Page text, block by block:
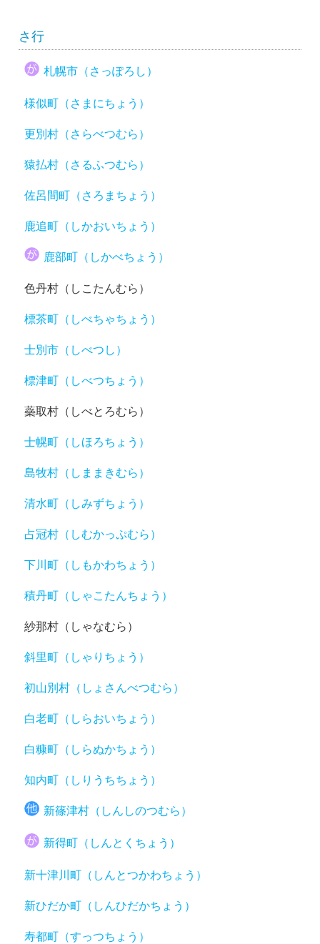
さ行
札幌市（さっぽろし）
様似町（さまにちょう）
更別村（さらべつむら）
猿払村（さるふつむら）
佐呂間町（さろまちょう）
鹿追町（しかおいちょう）
鹿部町（しかべちょう）
色丹村（しこたんむら）
標茶町（しべちゃちょう）
士別市（しべつし）
標津町（しべつちょう）
蘂取村（しべとろむら）
士幌町（しほろちょう）
島牧村（しままきむら）
清水町（しみずちょう）
占冠村（しむかっぷむら）
下川町（しもかわちょう）
積丹町（しゃこたんちょう）
紗那村（しゃなむら）
斜里町（しゃりちょう）
初山別村（しょさんべつむら）
白老町（しらおいちょう）
白糠町（しらぬかちょう）
知内町（しりうちちょう）
新篠津村（しんしのつむら）
新得町（しんとくちょう）
新十津川町（しんとつかわちょう）
新ひだか町（しんひだかちょう）
寿都町（すっつちょう）